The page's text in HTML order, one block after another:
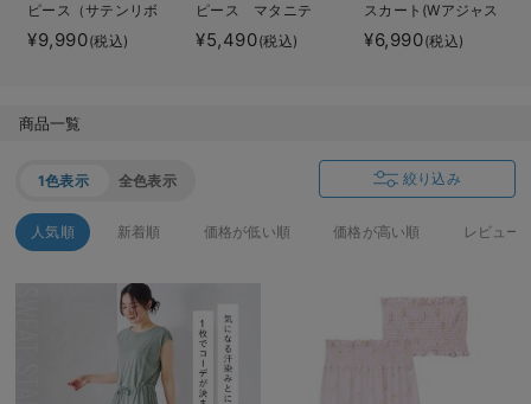
ピース（サテンリボ
ンベルト付） マタ
ニティ・授乳服【出
¥9,990(税込)
ピース マタニテ
ィ・授乳服【出産後
も長く使える】
¥5,490(税込)
スカート(Wアジャス
ター付) マタニテ
ィ・授乳服【出産後
¥6,990(税込)
商品一覧
1色表示 全色表示 絞り込み
人気順 新着順 価格が低い順 価格が高い順 レビュー